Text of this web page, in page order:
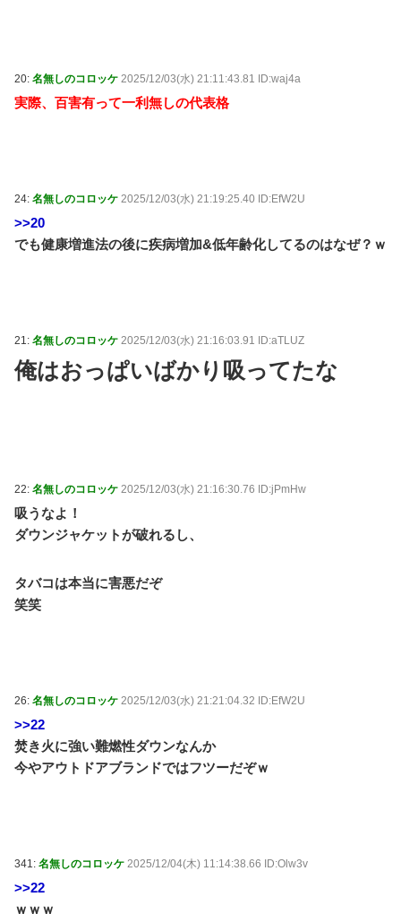
20: 名無しのコロッケ 2025/12/03(水) 21:11:43.81 ID:waj4a
実際、百害有って一利無しの代表格
24: 名無しのコロッケ 2025/12/03(水) 21:19:25.40 ID:EfW2U
>>20
でも健康増進法の後に疾病増加&低年齢化してるのはなぜ？ｗ
21: 名無しのコロッケ 2025/12/03(水) 21:16:03.91 ID:aTLUZ
俺はおっぱいばかり吸ってたな
22: 名無しのコロッケ 2025/12/03(水) 21:16:30.76 ID:jPmHw
吸うなよ！
ダウンジャケットが破れるし、
タバコは本当に害悪だぞ
笑笑
26: 名無しのコロッケ 2025/12/03(水) 21:21:04.32 ID:EfW2U
>>22
焚き火に強い難燃性ダウンなんか
今やアウトドアブランドではフツーだぞｗ
341: 名無しのコロッケ 2025/12/04(木) 11:14:38.66 ID:Olw3v
>>22
ｗｗｗ